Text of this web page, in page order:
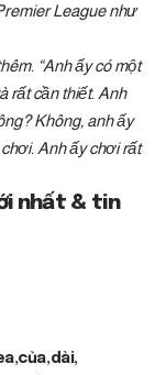
League như
“Anh ấy có một
rất cần thiết. Anh
Không, anh ấy
Anh ấy chơi rất
nhất & tin
của dài